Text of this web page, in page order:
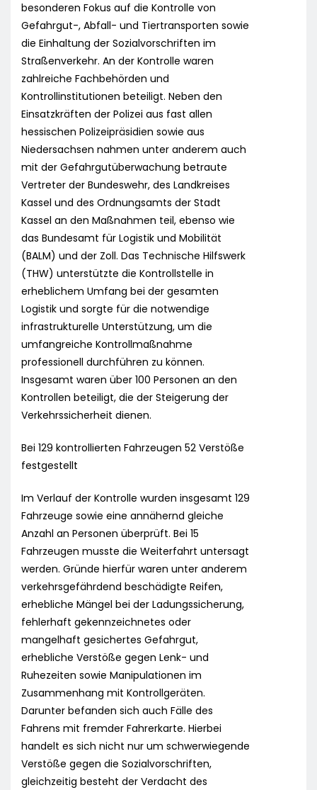
besonderen Fokus auf die Kontrolle von
Gefahrgut-, Abfall- und Tiertransporten sowie
die Einhaltung der Sozialvorschriften im
Straßenverkehr. An der Kontrolle waren
zahlreiche Fachbehörden und
Kontrollinstitutionen beteiligt. Neben den
Einsatzkräften der Polizei aus fast allen
hessischen Polizeipräsidien sowie aus
Niedersachsen nahmen unter anderem auch
mit der Gefahrgutüberwachung betraute
Vertreter der Bundeswehr, des Landkreises
Kassel und des Ordnungsamts der Stadt
Kassel an den Maßnahmen teil, ebenso wie
das Bundesamt für Logistik und Mobilität
(BALM) und der Zoll. Das Technische Hilfswerk
(THW) unterstützte die Kontrollstelle in
erheblichem Umfang bei der gesamten
Logistik und sorgte für die notwendige
infrastrukturelle Unterstützung, um die
umfangreiche Kontrollmaßnahme
professionell durchführen zu können.
Insgesamt waren über 100 Personen an den
Kontrollen beteiligt, die der Steigerung der
Verkehrssicherheit dienen.
Bei 129 kontrollierten Fahrzeugen 52 Verstöße
festgestellt
Im Verlauf der Kontrolle wurden insgesamt 129
Fahrzeuge sowie eine annähernd gleiche
Anzahl an Personen überprüft. Bei 15
Fahrzeugen musste die Weiterfahrt untersagt
werden. Gründe hierfür waren unter anderem
verkehrsgefährdend beschädigte Reifen,
erhebliche Mängel bei der Ladungssicherung,
fehlerhaft gekennzeichnetes oder
mangelhaft gesichertes Gefahrgut,
erhebliche Verstöße gegen Lenk- und
Ruhezeiten sowie Manipulationen im
Zusammenhang mit Kontrollgeräten.
Darunter befanden sich auch Fälle des
Fahrens mit fremder Fahrerkarte. Hierbei
handelt es sich nicht nur um schwerwiegende
Verstöße gegen die Sozialvorschriften,
gleichzeitig besteht der Verdacht des